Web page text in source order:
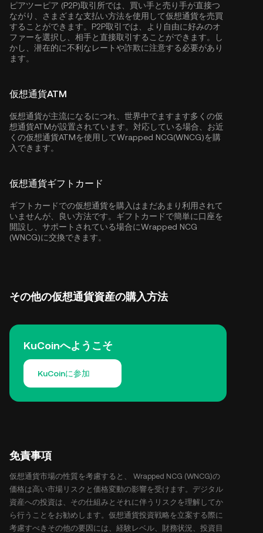
ピアツーピア (P2P)取引所では、買い手と売り手が直接つ
ながり、さまざまな支払い方法を使用して仮想通貨を売買
することができます。P2P取引では、より自由に好みのオ
ファーを選択し、相手と直接取引することができます。し
かし、潜在的に不利なレートや詐欺に注意する必要があり
ます。
仮想通貨ATM
仮想通貨が主流になるにつれ、世界中でますます多くの仮
想通貨ATMが設置されています。対応している場合、お近
くの仮想通貨ATMを使用してWrapped NCG(WNCG)を購
入できます。
仮想通貨ギフトカード
ギフトカードでの仮想通貨を購入はまだあまり利用されて
いませんが、良い方法です。ギフトカードで簡単に口座を
開設し、サポートされている場合にWrapped NCG
(WNCG)に交換できます。
その他の仮想通貨資産の購入方法
KuCoinへようこそ
KuCoinに参加
免責事項
仮想通貨市場の性質を考慮すると、 Wrapped NCG (WNCG)の
価格は高い市場リスクと価格変動の影響を受けます。デジタル
資産への投資は、その仕組みとそれに伴うリスクを理解してか
ら行うことをお勧めします。仮想通貨投資戦略を立案する際に
考慮すべきその他の要因には、経験レベル、財務状況、投資目